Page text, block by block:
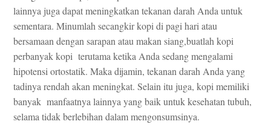
lainnya juga dapat meningkatkan tekanan darah Anda untuk
sementara. Minumlah secangkir kopi di pagi hari atau
bersamaan dengan sarapan atau makan siang,buatlah kopi
perbanyak kopi terutama ketika Anda sedang mengalami
hipotensi ortostatik. Maka dijamin, tekanan darah Anda yang
tadinya rendah akan meningkat. Selain itu juga, kopi memiliki
banyak manfaatnya lainnya yang baik untuk kesehatan tubuh,
selama tidak berlebihan dalam mengonsumsinya.